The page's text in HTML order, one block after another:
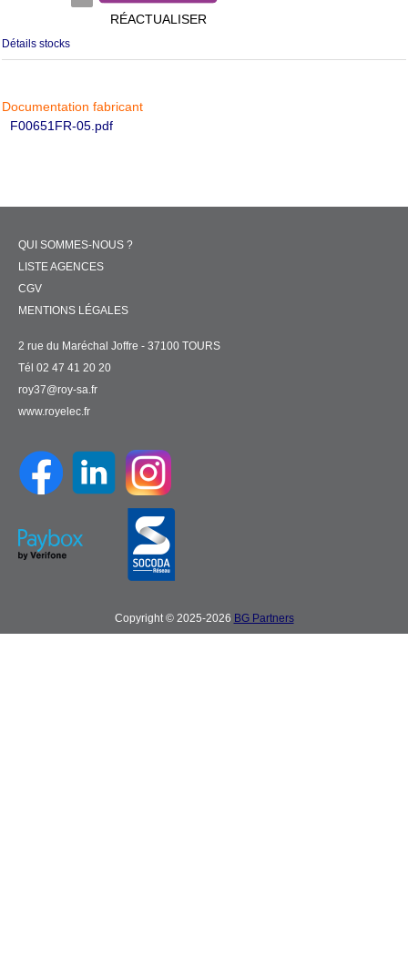
RÉACTUALISER
Détails stocks
Documentation fabricant
F00651FR-05.pdf
QUI SOMMES-NOUS ?
LISTE AGENCES
CGV
MENTIONS LÉGALES
2 rue du Maréchal Joffre - 37100 TOURS
Tél 02 47 41 20 20
roy37@roy-sa.fr
www.royelec.fr
Copyright © 2025-2026 BG Partners